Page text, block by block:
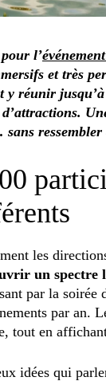
l’
et très
y réunir
ressembler
les
un spectre
par la
par an.
tout en
idées qui